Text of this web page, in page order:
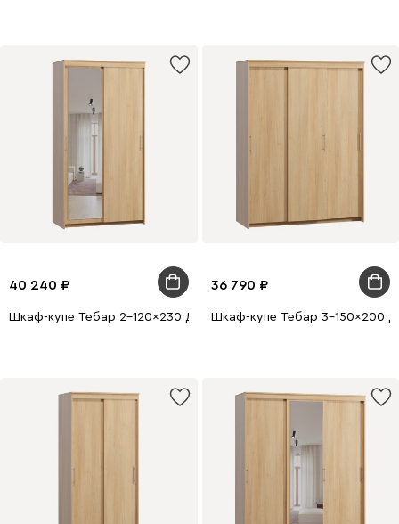
40 240
Шкаф-купе Тебар 2-120x230 Дуб Барбера 1 зеркало
36 790
Шкаф-купе Тебар 3-150x200